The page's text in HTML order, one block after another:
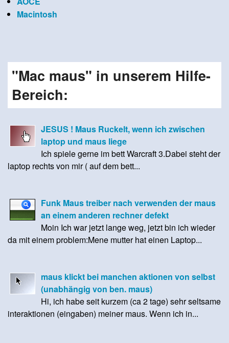
Macintosh
"Mac maus" in unserem Hilfe-
Bereich:
JESUS ! Maus Ruckelt, wenn ich zwischen
laptop und maus liege
Ich spiele gerne im bett Warcraft 3.Dabei steht der
laptop rechts von mir ( auf dem bett...
Funk Maus treiber nach verwenden der maus
an einem anderen rechner defekt
Moin Ich war jetzt lange weg, jetzt bin ich wieder
da mit einem problem:Mene mutter hat einen Laptop...
maus klickt bei manchen aktionen von selbst
(unabhängig von ben. maus)
Hi, ich habe seit kurzem (ca 2 tage) sehr seltsame
interaktionen (eingaben) meiner maus. Wenn ich in...